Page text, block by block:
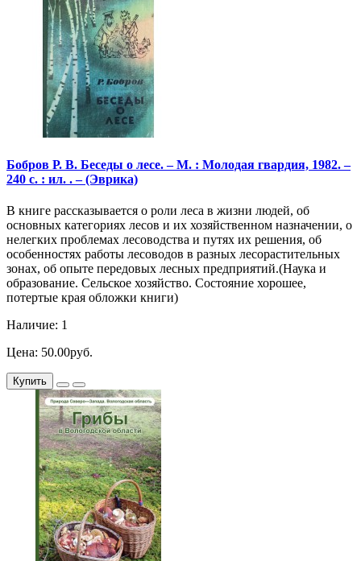
Бобров Р. В. Беседы о лесе. – М. : Молодая гвардия, 1982. –
240 с. : ил. . – (Эврика)
В книге рассказывается о роли леса в жизни людей, об
основных категориях лесов и их хозяйственном назначении, о
нелегких проблемах лесоводства и путях их решения, об
особенностях работы лесоводов в разных лесорастительных
зонах, об опыте передовых лесных предприятий.(Наука и
образование. Сельское хозяйство. Состояние хорошее,
потертые края обложки книги)
Наличие: 1
Цена: 50.00руб.
Купить